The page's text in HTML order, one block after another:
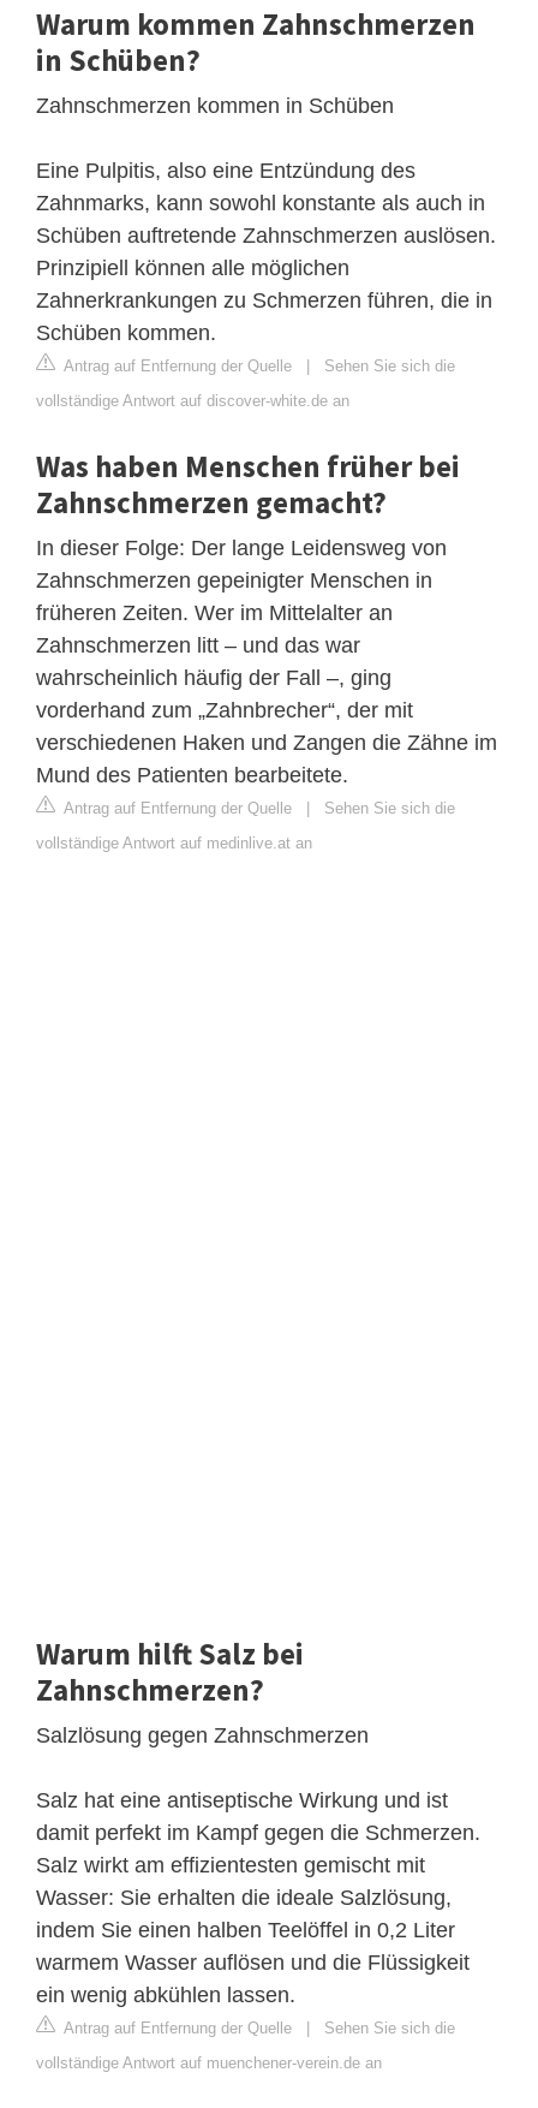
Warum kommen Zahnschmerzen
in Schüben?
Zahnschmerzen kommen in Schüben
Eine Pulpitis, also eine Entzündung des
Zahnmarks, kann sowohl konstante als auch in
Schüben auftretende Zahnschmerzen auslösen.
Prinzipiell können alle möglichen
Zahnerkrankungen zu Schmerzen führen, die in
Schüben kommen.
Antrag auf Entfernung der Quelle | Sehen Sie sich die
vollständige Antwort auf discover-white.de an
Was haben Menschen früher bei
Zahnschmerzen gemacht?
In dieser Folge: Der lange Leidensweg von
Zahnschmerzen gepeinigter Menschen in
früheren Zeiten. Wer im Mittelalter an
Zahnschmerzen litt – und das war
wahrscheinlich häufig der Fall –, ging
vorderhand zum „Zahnbrecher“, der mit
verschiedenen Haken und Zangen die Zähne im
Mund des Patienten bearbeitete.
Antrag auf Entfernung der Quelle | Sehen Sie sich die
vollständige Antwort auf medinlive.at an
Warum hilft Salz bei
Zahnschmerzen?
Salzlösung gegen Zahnschmerzen
Salz hat eine antiseptische Wirkung und ist
damit perfekt im Kampf gegen die Schmerzen.
Salz wirkt am effizientesten gemischt mit
Wasser: Sie erhalten die ideale Salzlösung,
indem Sie einen halben Teelöffel in 0,2 Liter
warmem Wasser auflösen und die Flüssigkeit
ein wenig abkühlen lassen.
Antrag auf Entfernung der Quelle | Sehen Sie sich die
vollständige Antwort auf muenchener-verein.de an